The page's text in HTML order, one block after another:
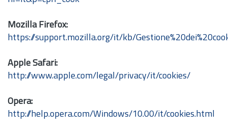
Mozilla Firefox:
https://support.mozilla.org/it/kb/
Apple Safari:
http://www.apple.com/legal/privacy/it/cookies/
Opera:
http://help.opera.com/Windows/10.00/it/cookies.html